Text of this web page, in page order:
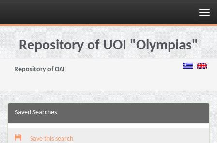
Skip
navigationRepository of UOI "Olympias"
Repository of OAI
Saved Searches
Save this search